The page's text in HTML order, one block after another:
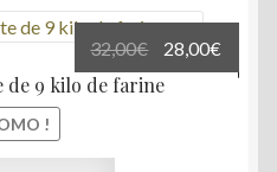
de 9 kilo de farine
!
32,00€
Le
prix
28,00€
prix